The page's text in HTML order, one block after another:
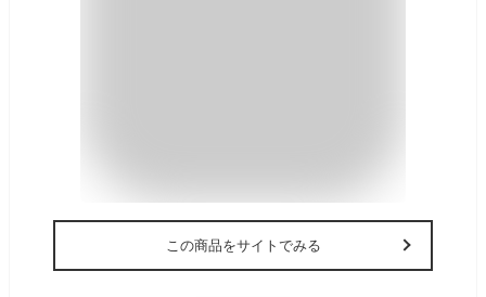
この商品をサイトでみる